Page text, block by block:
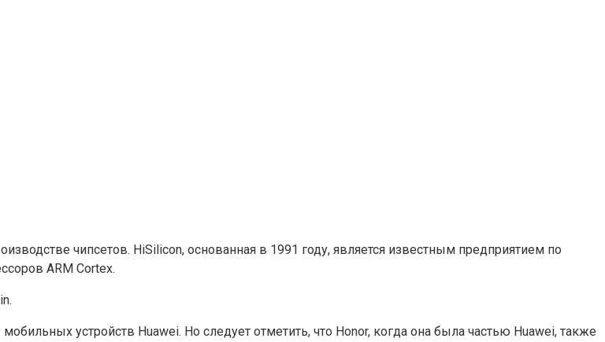
чипсетов. HiSilicon, основанная в 1991 году, является известным предприятием по
ARM Cortex.
устройств Huawei. Но следует отметить, что Honor, когда она была частью Huawei, также